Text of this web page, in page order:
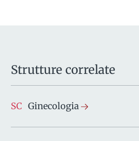
Strutture correlate
SC Ginecologia